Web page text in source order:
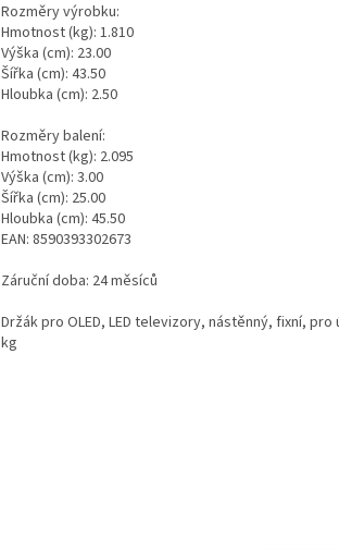
Rozměry výrobku:
Hmotnost (kg): 1.810
Výška (cm): 23.00
Šířka (cm): 43.50
Hloubka (cm): 2.50
Rozměry balení:
Hmotnost (kg): 2.095
Výška (cm): 3.00
Šířka (cm): 25.00
Hloubka (cm): 45.50
EAN: 8590393302673
Záruční doba: 24 měsíců
Držák pro OLED, LED televizory, nástěnný, fixní, pro
kg